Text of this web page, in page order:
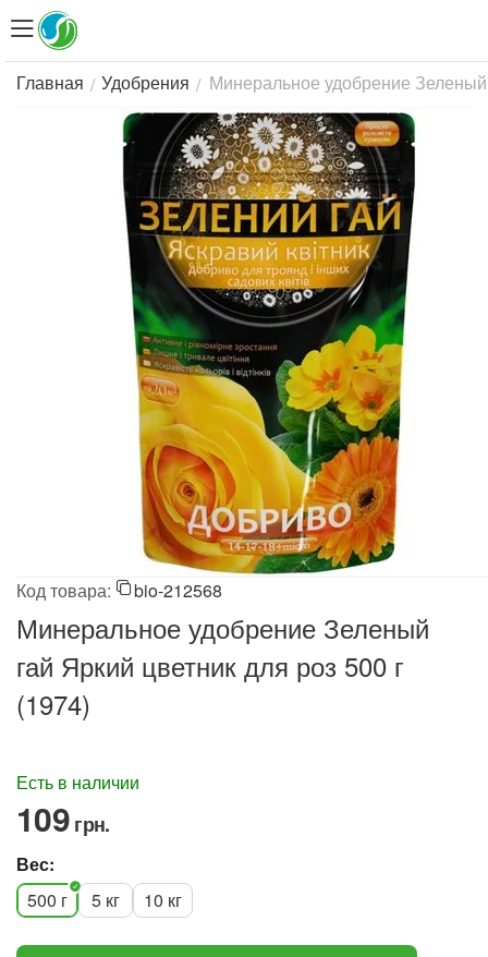
Главная / Удобрения / Минеральное удобрение
Код товара: bio-212568
Минеральное удобрение Зеленый
гай Яркий цветник для роз 500 г
(1974)
‍109‍грн.
Есть в наличии
Вес:
500 г
5 кг 10 кг